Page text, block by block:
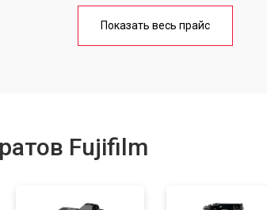
от 80 мин
Показать весь прайс
Fujifilm